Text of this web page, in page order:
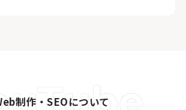
制作・SEOについて